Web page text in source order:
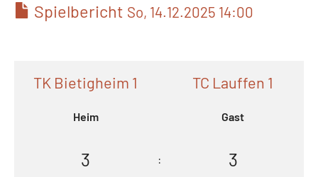
Spielbericht So, 14.12.2025 14:00
TK Bietigheim 1
Heim
TC Lauffen 1
Gast
3 : 3